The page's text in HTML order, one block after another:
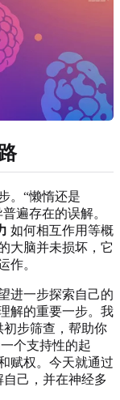
。“懒惰还是
遍存在的误解。
如何相互作用等概
大脑并未损坏，它
作。
进一步探索自己的
解的重要一步。我
初步筛查，帮助你
个支持性的起
赋权。今天就通过
己，并在神经多